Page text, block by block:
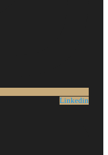
Linkedin